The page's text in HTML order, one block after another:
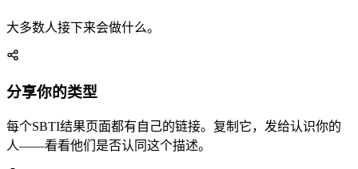
大多数人接下来会做什么。
分享你的类型
每个SBTI结果页面都有自己的链接。复制它，发给认识你的
人——看看他们是否认同这个描述。